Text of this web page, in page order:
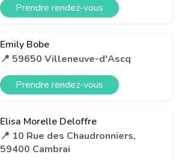
Prendre rendez-vous
Emily Bobe
📍 59650 Villeneuve-d'Ascq
Prendre rendez-vous
Elisa Morelle Deloffre
📍 10 Rue des Chaudronniers,
59400 Cambrai